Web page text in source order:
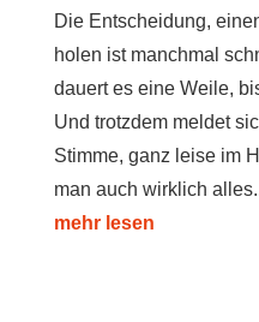
Die Entscheidung,
holen ist manchmal
dauert es eine Weile,
Und trotzdem meldet
Stimme, ganz leise im
man auch wirklich
mehr lesen